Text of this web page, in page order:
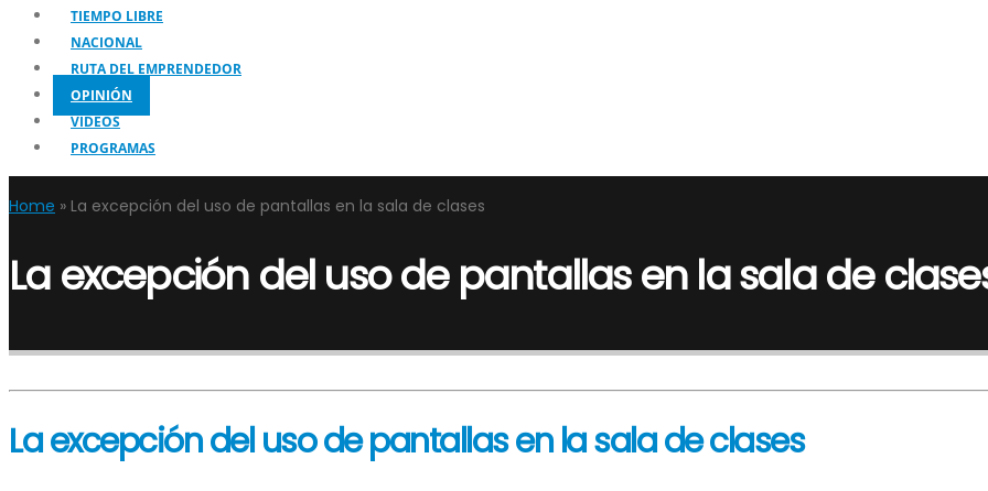
TIEMPO LIBRE
NACIONAL
RUTA DEL EMPRENDEDOR
OPINIÓN
VIDEOS
PROGRAMAS
Home » La excepción del uso de pantallas en la sala de clases
La excepción del uso de pantallas en la sala de
La excepción del uso de pantallas en la sala de clases